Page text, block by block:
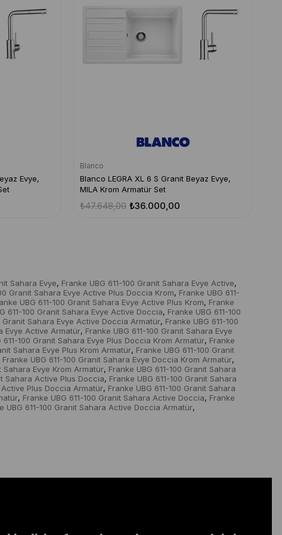
Evye,
Blanco
Blanco LEGRA XL 6 S Granit Beyaz Evye,
MILA Krom Armatür Set
₺36.000,00
₺47.648,00
Sahara Evye, Franke UBG 611-100 Granit Sahara Evye Active,
Granit Sahara Evye Active Plus Doccia Krom, Franke UBG 611-
UBG 611-100 Granit Sahara Evye Active Plus Krom, Franke
611-100 Granit Sahara Evye Active Doccia, Franke UBG 611-100
Granit Sahara Evye Active Doccia Armatür, Franke UBG 611-100
Evye Active Armatür, Franke UBG 611-100 Granit Sahara Evye
611-100 Granit Sahara Evye Plus Doccia Krom Armatür, Franke
Sahara Evye Plus Krom Armatür, Franke UBG 611-100 Granit
Franke UBG 611-100 Granit Sahara Evye Doccia Krom Armatür,
Sahara Evye Krom Armatür, Franke UBG 611-100 Granit Sahara
Sahara Active Plus Doccia, Franke UBG 611-100 Granit Sahara
Active Plus Doccia Armatür, Franke UBG 611-100 Granit Sahara
, Franke UBG 611-100 Granit Sahara Active Doccia, Franke
UBG 611-100 Granit Sahara Active Doccia Armatür,